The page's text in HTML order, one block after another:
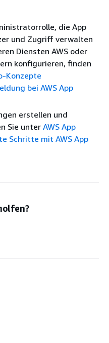
die App
und Zugriff verwalten
Diensten AWS oder
konfigurieren, finden
Konzepte
bei AWS App
erstellen und
Sie unter AWS App
Schritte mit AWS App